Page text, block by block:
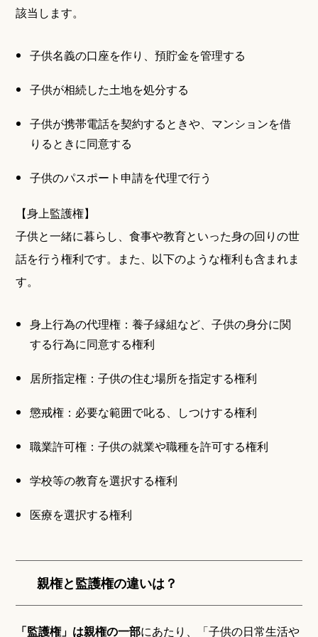
該当します。
子供名義の口座を作り、預貯金を管理する
子供が相続した土地を処分する
子供が携帯電話を契約するときや、マンションを借
りるときに同意する
子供のパスポート申請を代理で行う
【身上監護権】
子供と一緒に暮らし、食事や教育といった身の回りの世
話を行う権利です。また、以下のような権利も含まれま
す。
身上行為の代理権：養子縁組など、子供の身分に関
する行為に同意する権利
居所指定権：子供の住む場所を指定する権利
懲戒権：必要な範囲で叱る、しつけする権利
職業許可権：子供の就業や職種を許可する権利
学校等の教育を選択する権利
医療を選択する権利
親権と監護権の違いは？
「監護権」は親権の一部にあたり、「子供の日常生活や